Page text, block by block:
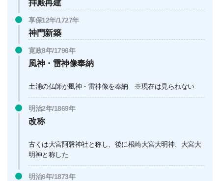
拝殿再建
享保12年/1727年
神門新築
寛政8年/1796年
風神・雷神像奉納
土浦の仏師が風神・雷神像を奉納 ※現在は見られない
明治2年/1869年
改称
古くは大宮阿磐神社と称し、後に根崎大宮大明神、大宮大
明神と称した
明治6年/1873年